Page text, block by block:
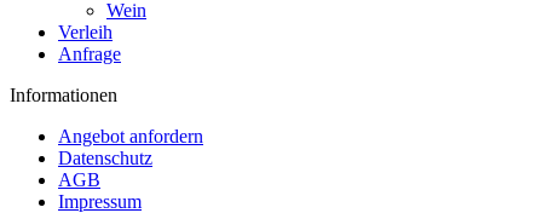
Wein
Verleih
Anfrage
Informationen
Angebot anfordern
Datenschutz
AGB
Impressum